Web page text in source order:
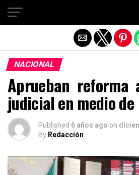
NACIONAL
Aprueban reforma
judicial en medio
Published 6 años ago on
By Redacción